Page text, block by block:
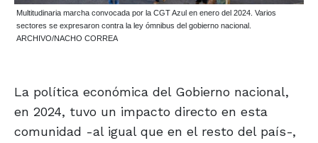
Multitudinaria marcha convocada por la CGT Azul en enero del 2024. Varios
sectores se expresaron contra la ley ómnibus del gobierno nacional.
ARCHIVO/NACHO CORREA
La política económica del Gobierno nacional,
en 2024, tuvo un impacto directo en esta
comunidad -al igual que en el resto del país-,